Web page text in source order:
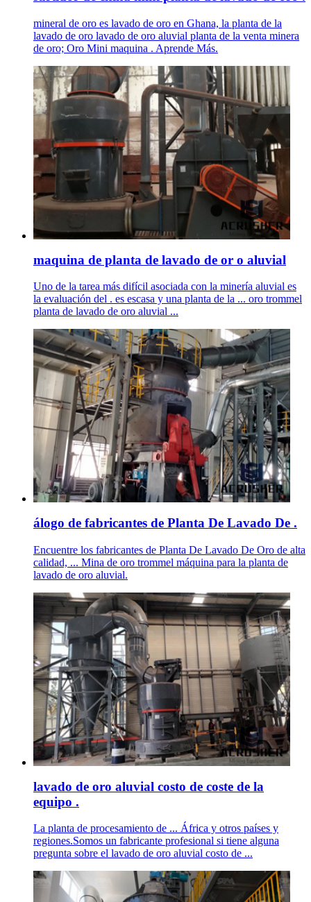
mineral de oro es lavado de oro en Ghana, la planta de la
lavado de oro lavado de oro aluvial planta de la venta minera
de oro; Oro Mini maquina . Aprende Más.
maquina de planta de lavado de or o aluvial
Uno de la tarea más difícil asociada con la minería aluvial es
la evaluación del . es escasa y una planta de la ... oro trommel
planta de lavado de oro aluvial ...
álogo de fabricantes de Planta De Lavado De .
Encuentre los fabricantes de Planta De Lavado De Oro de alta
calidad, ... Mina de oro trommel máquina para la planta de
lavado de oro aluvial.
lavado de oro aluvial costo de coste de la
equipo .
La planta de procesamiento de ... África y otros países y
regiones.Somos un fabricante profesional si tiene alguna
pregunta sobre el lavado de oro aluvial costo de ...